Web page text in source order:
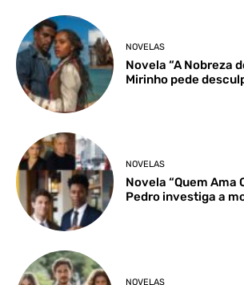
NOVELAS
Novela “A Nobreza
Mirinho pede
NOVELAS
Novela “Quem Ama
Pedro investiga a
NOVELAS